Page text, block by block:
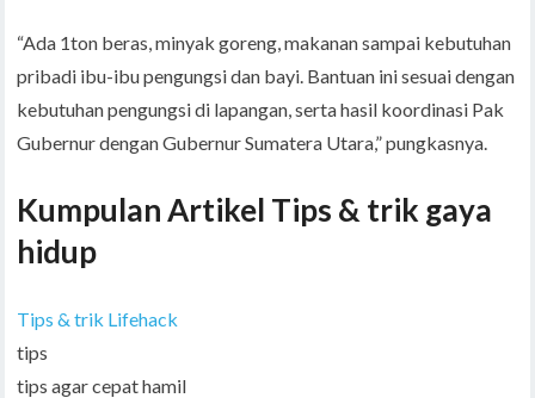
“Ada 1ton beras, minyak goreng, makanan sampai kebutuhan
pribadi ibu-ibu pengungsi dan bayi. Bantuan ini sesuai dengan
kebutuhan pengungsi di lapangan, serta hasil koordinasi Pak
Gubernur dengan Gubernur Sumatera Utara,” pungkasnya.
Kumpulan Artikel Tips & trik gaya
hidup
Tips & trik Lifehack
tips
tips agar cepat hamil